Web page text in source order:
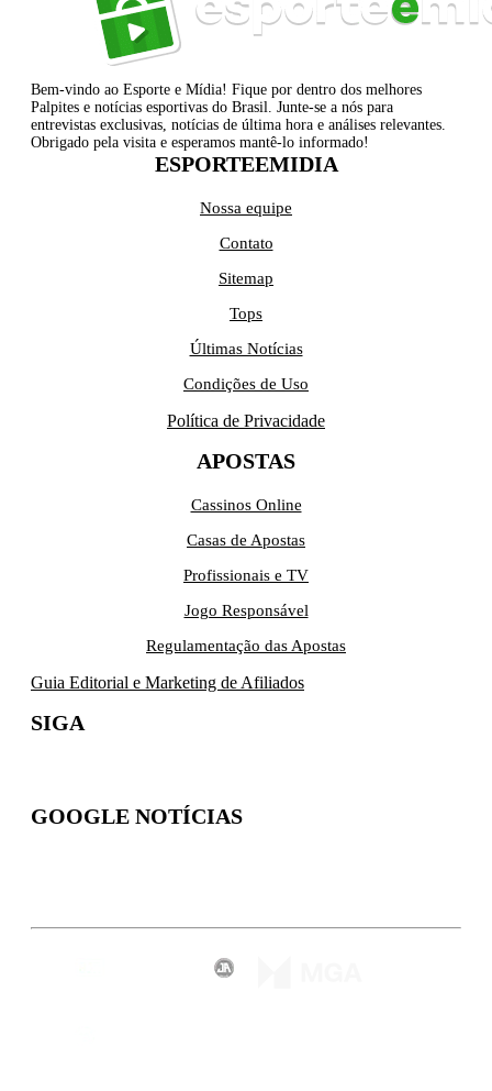
Bem-vindo ao Esporte e Mídia! Fique por dentro dos melhores
Palpites e notícias esportivas do Brasil. Junte-se a nós para
entrevistas exclusivas, notícias de última hora e análises relevantes.
Obrigado pela visita e esperamos mantê-lo informado!
ESPORTEEMIDIA
Nossa equipe
Contato
Sitemap
Tops
Últimas Notícias
Condições de Uso
Política de Privacidade
APOSTAS
Cassinos Online
Casas de Apostas
Profissionais e TV
Jogo Responsável
Regulamentação das Apostas
Guia Editorial e Marketing de Afiliados
SIGA
GOOGLE NOTÍCIAS